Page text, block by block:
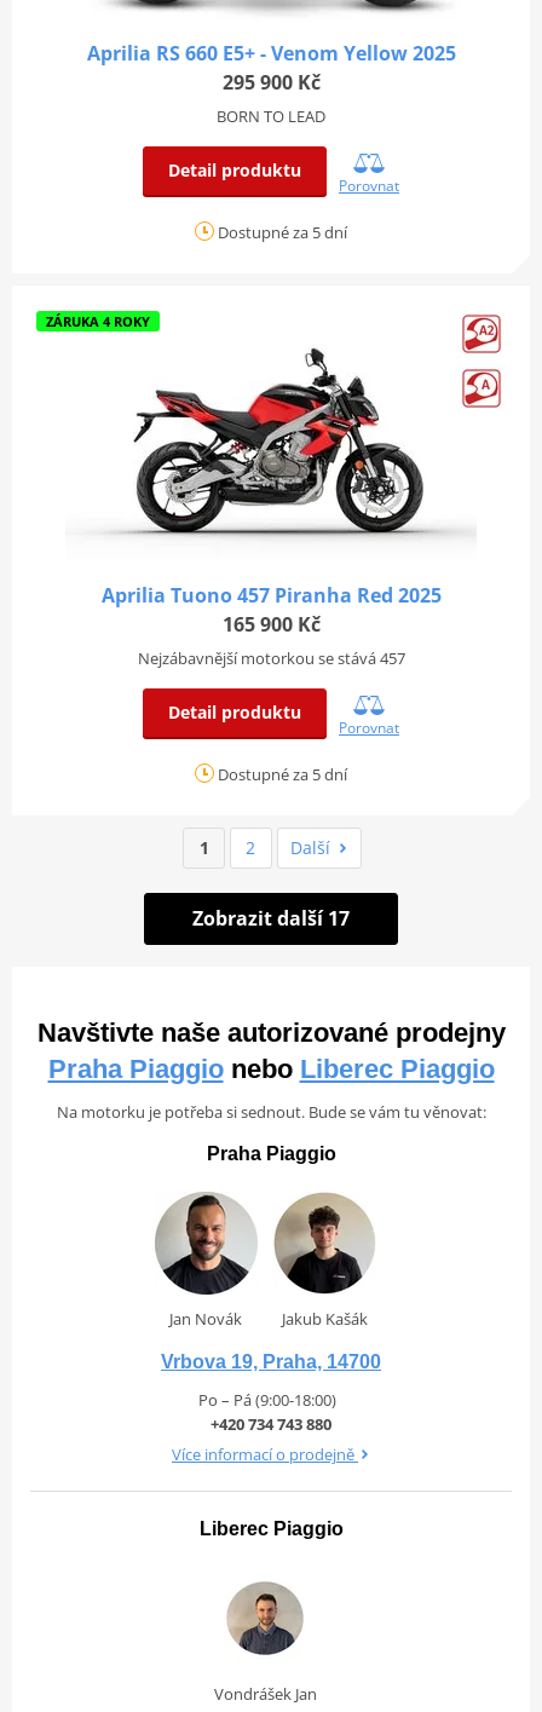
Aprilia RS 660 E5+ - Venom Yellow 2025
295 900 Kč
BORN TO LEAD
Detail produktu
Porovnat
Dostupné za 5 dní
ZÁRUKA 4 ROKY
Aprilia Tuono 457 Piranha Red 2025
165 900 Kč
Nejzábavnější motorkou se stává 457
Detail produktu
Porovnat
Dostupné za 5 dní
1 2 Další
Zobrazit další 17
Navštivte naše autorizované prodejny
Praha Piaggionebo Liberec Piaggio
Na motorku je potřeba si sednout. Bude se vám tu věnovat:
Praha Piaggio
Jan Novák Jakub Kašák
Vrbova 19, Praha, 14700
Po – Pá (9:00-18:00)
+420 734 743 880
Více informací o prodejně
Liberec Piaggio
Vondrášek Jan